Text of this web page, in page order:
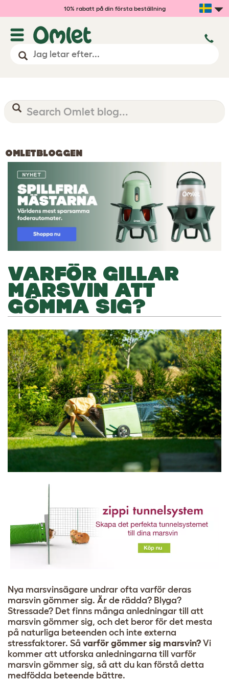
10% rabatt på din första beställning
OMLETBLOGGEN
VARFÖR GILLAR
MARSVIN ATT
GÖMMA SIG?
Nya marsvinsägare undrar ofta varför deras
marsvin gömmer sig. Är de rädda? Blyga?
Stressade? Det finns många anledningar till att
marsvin gömmer sig, och det beror för det mesta
på naturliga beteenden och inte externa
stressfaktorer. Så varför gömmer sig marsvin? Vi
kommer att utforska anledningarna till varför
marsvin gömmer sig, så att du kan förstå detta
medfödda beteende bättre.